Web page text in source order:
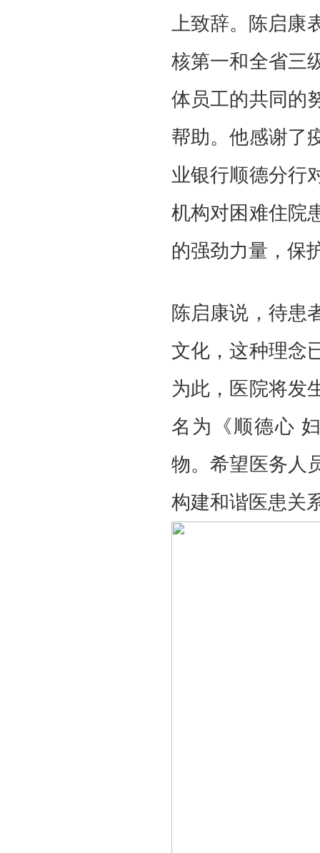
上致辞。陈启康
核第一和全省三
体员工的共同的
帮助。他感谢了
业银行顺德分行
机构对困难住院
的强劲力量，保
陈启康说，待患
文化，这种理念
为此，医院将发
名为《顺德心
物。希望医务人
构建和谐医患关